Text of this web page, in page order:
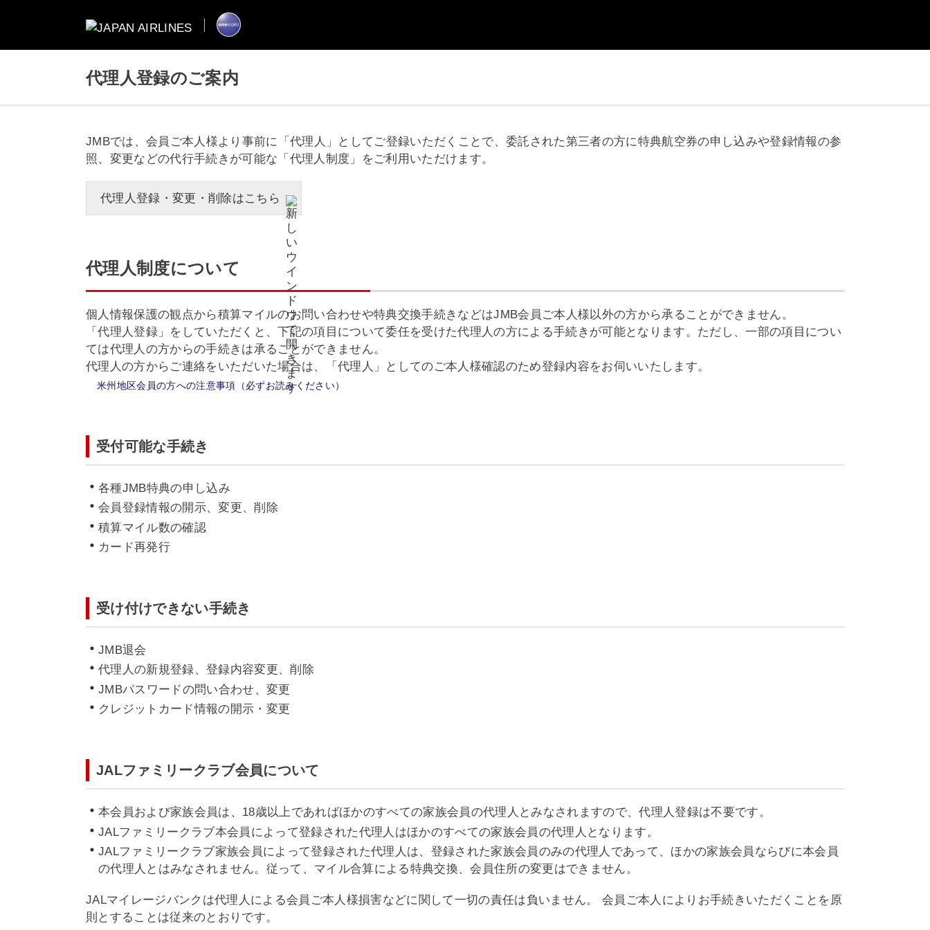
代理人登録のご案内
JMBでは、会員ご本人様より事前に「代理人」としてご登録いただくことで、委託された第三者の方に特典航空券の申し込みや登録情報の参
照、変更などの代行手続きが可能な「代理人制度」をご利用いただけます。
代理人登録・変更・削除はこちら
代理人制度について
個人情報保護の観点から積算マイルのお問い合わせや特典交換手続きなどはJMB会員ご本人様以外の方から承ることができません。
「代理人登録」をしていただくと、下記の項目について委任を受けた代理人の方による手続きが可能となります。ただし、一部の項目につい
ては代理人の方からの手続きは承ることができません。
代理人の方からご連絡をいただいた場合は、「代理人」としてのご本人様確認のため登録内容をお伺いいたします。
米州地区会員の方への注意事項（必ずお読みください）
受付可能な手続き
各種JMB特典の申し込み
会員登録情報の開示、変更、削除
積算マイル数の確認
カード再発行
受け付けできない手続き
JMB退会
代理人の新規登録、登録内容変更、削除
JMBパスワードの問い合わせ、変更
クレジットカード情報の開示・変更
JALファミリークラブ会員について
本会員および家族会員は、18歳以上であればほかのすべての家族会員の代理人とみなされますので、代理人登録は不要です。
JALファミリークラブ本会員によって登録された代理人はほかのすべての家族会員の代理人となります。
JALファミリークラブ家族会員によって登録された代理人は、登録された家族会員のみの代理人であって、ほかの家族会員ならびに本会員
の代理人とはみなされません。従って、マイル合算による特典交換、会員住所の変更はできません。
JALマイレージバンクは代理人による会員ご本人様損害などに関して一切の責任は負いません。 会員ご本人によりお手続きいただくことを原
則とすることは従来のとおりです。